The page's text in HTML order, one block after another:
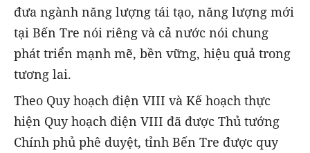
đưa ngành năng lượng tái tạo, năng lượng mới
tại Bến Tre nói riêng và cả nước nói chung
phát triển mạnh mẽ, bền vững, hiệu quả trong
tương lai.
Theo Quy hoạch điện VIII và Kế hoạch thực
hiện Quy hoạch điện VIII đã được Thủ tướng
Chính phủ phê duyệt, tỉnh Bến Tre được quy